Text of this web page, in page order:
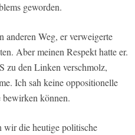
geworden.
anderen Weg, er verweigerte
Aber meinen Respekt hatte er.
zu den Linken verschmolz,
Ich sah keine oppositionelle
bewirken können.
wir die heutige politische